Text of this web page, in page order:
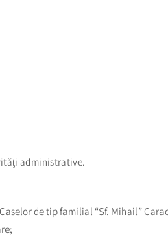
administrative.
de tip familial “Sf. Mihail”